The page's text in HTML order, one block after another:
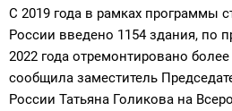
С 2019 года в рамках программы
России введено 1154 здания, по
2022 года отремонтировано
сообщила заместитель
России Татьяна Голикова на